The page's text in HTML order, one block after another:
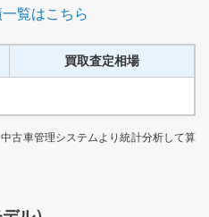
覧はこちら
買取査定相場
古車管理システムより統計分析して算